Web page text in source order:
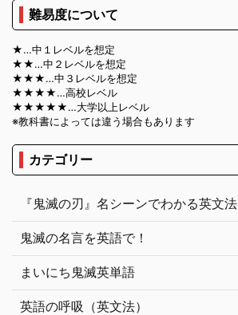
難易度について
★…中１レベルを想定
★★…中２レベルを想定
★★★…中３レベルを想定
★★★★…高校レベル
★★★★★…大学以上レベル
※教科書によっては違う場合もあります
カテゴリー
『鬼滅の刃』名シーンでわかる英文法
鬼滅の名言を英語で！
まいにち鬼滅英単語
英語の呼吸（英文法）